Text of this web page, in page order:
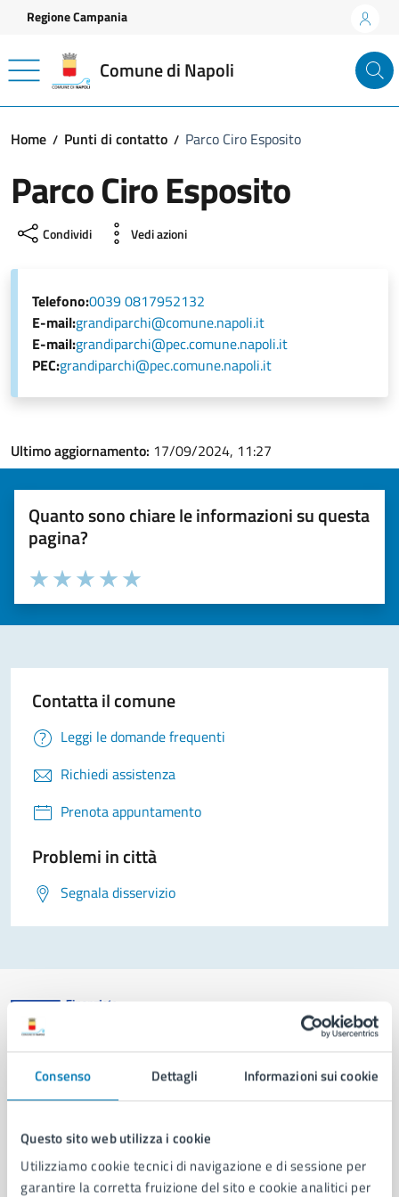
Consenso Dettagli Informazioni sui cookie
Questo sito web utilizza i cookie
Utilizziamo cookie tecnici di navigazione e di sessione per
garantire la corretta fruizione del sito e cookie analitici per
Vai ai contenuti
Vai al footer
Regione Campania
Comune di Napoli
Home Punti di contatto Parco Ciro Esposito
Parco Ciro Esposito
Condividi Vedi azioni
Telefono:0039 0817952132
E-mail:grandiparchi@comune.napoli.it
E-mail:grandiparchi@pec.comune.napoli.it
PEC:grandiparchi@pec.comune.napoli.it
Ultimo aggiornamento: 17/09/2024, 11:27
Quanto sono chiare le informazioni su questa
pagina?
Valuta la chiarezza delle informazioni (da 1 a 5 stelle)
Seleziona il numero di stelle per valutare la chiarezza delle
Valuta 5 stelle su 5
Valuta 4 stelle su 5
Valuta 3 stelle su 5
Valuta 2 stelle su 5
Valuta 1 stelle su 5
Contatta il comune
Leggi le domande frequenti
Richiedi assistenza
Prenota appuntamento
Problemi in città
Segnala disservizio
Comune di Napoli
Aree amministrative
Organi di governo
Municipalità